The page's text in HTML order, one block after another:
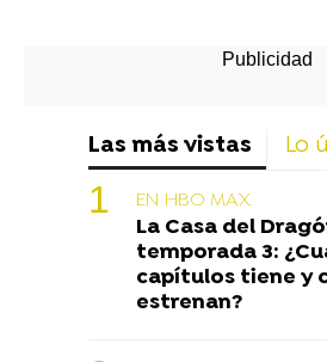
Las más vistas Lo
EN HBO MAX
La Casa del
temporada 3:
capítulos tiene y
estrenan?